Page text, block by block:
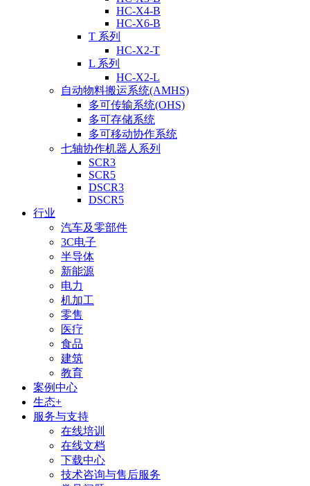
HC-X4-B
HC-X6-B
T 系列
HC-X2-T
L 系列
HC-X2-L
自动物料搬运系统(AMHS)
多可传输系统(OHS)
多可存储系统
多可移动协作系统
七轴协作机器人系列
SCR3
SCR5
DSCR3
DSCR5
行业
汽车及零部件
3C电子
半导体
新能源
电力
机加工
零售
医疗
食品
建筑
教育
案例中心
生态+
服务与支持
在线培训
在线文档
下载中心
技术咨询与售后服务